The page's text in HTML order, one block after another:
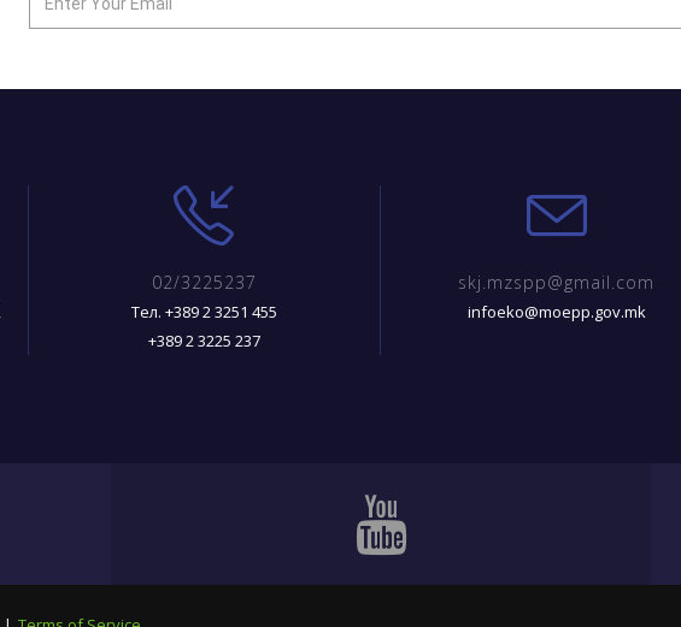
02/3225237
Тел. +389 2 3251 455
+389 2 3225 237
skj.mzspp@gmail.com
infoeko@moepp.gov.mk